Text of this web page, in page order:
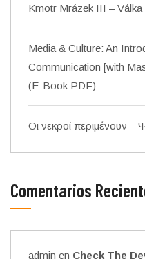
Kmotr Mrázek III –
Media & Culture: An
Communication [with
(E-Book PDF)
Οι νεκροί περιμένουν –
Comentarios
admin en Check The